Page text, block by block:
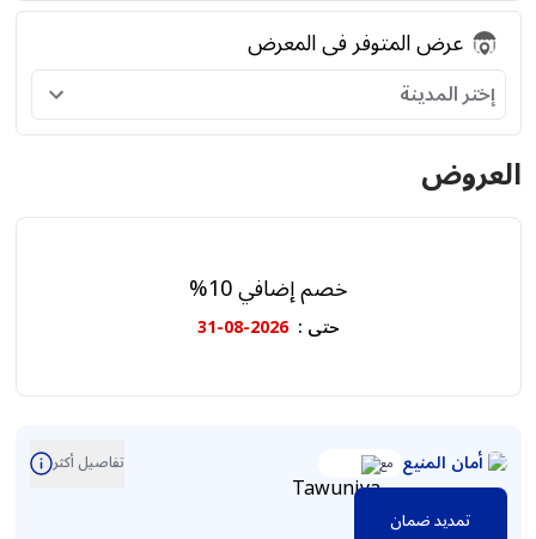
عرض المتوفر فى المعرض
إختر المدينة
العروض
خصم إضافي 10%
حتى :
2026-08-31
أمان المنيع مع تفاصيل أكثر
تمديد ضمان